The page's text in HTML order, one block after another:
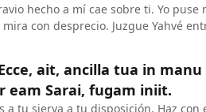
hecho a mí cae sobre ti. Yo puse
con desprecio. Juzgue Yahvé
ait, ancilla tua in
Sarai, fugam iniit.
a tu sierva a tu disposición. Haz con